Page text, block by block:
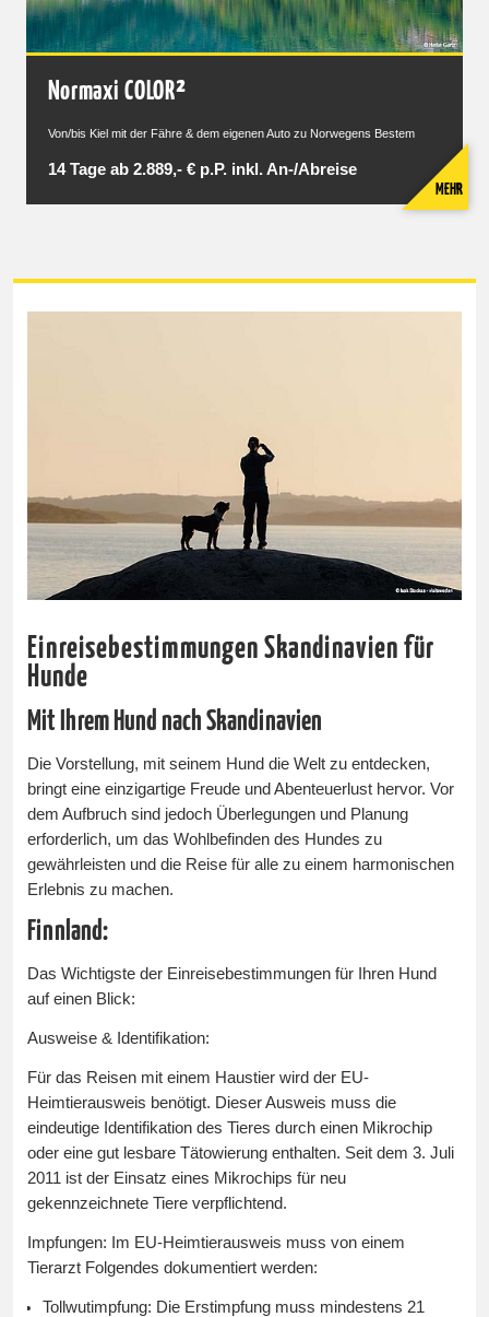
Normaxi COLOR²
Von/bis Kiel mit der Fähre & dem eigenen Auto zu Norwegens Bestem
14 Tage ab 2.889,- € p.P. inkl. An-/Abreise
MEHR
Einreisebestimmungen Skandinavien für
Hunde
Mit Ihrem Hund nach Skandinavien
Die Vorstellung, mit seinem Hund die Welt zu entdecken,
bringt eine einzigartige Freude und Abenteuerlust hervor. Vor
dem Aufbruch sind jedoch Überlegungen und Planung
erforderlich, um das Wohlbefinden des Hundes zu
gewährleisten und die Reise für alle zu einem harmonischen
Erlebnis zu machen.
Finnland:
Das Wichtigste der Einreisebestimmungen für Ihren Hund
auf einen Blick:
Ausweise & Identifikation:
Für das Reisen mit einem Haustier wird der EU-
Heimtierausweis benötigt. Dieser Ausweis muss die
eindeutige Identifikation des Tieres durch einen Mikrochip
oder eine gut lesbare Tätowierung enthalten. Seit dem 3. Juli
2011 ist der Einsatz eines Mikrochips für neu
gekennzeichnete Tiere verpflichtend.
Impfungen: Im EU-Heimtierausweis muss von einem
Tierarzt Folgendes dokumentiert werden:
Tollwutimpfung: Die Erstimpfung muss mindestens 21